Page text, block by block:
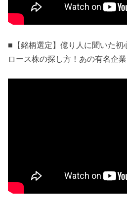
■【銘柄選定】億り人に聞いた初
ロース株の探し方！あの有名企業